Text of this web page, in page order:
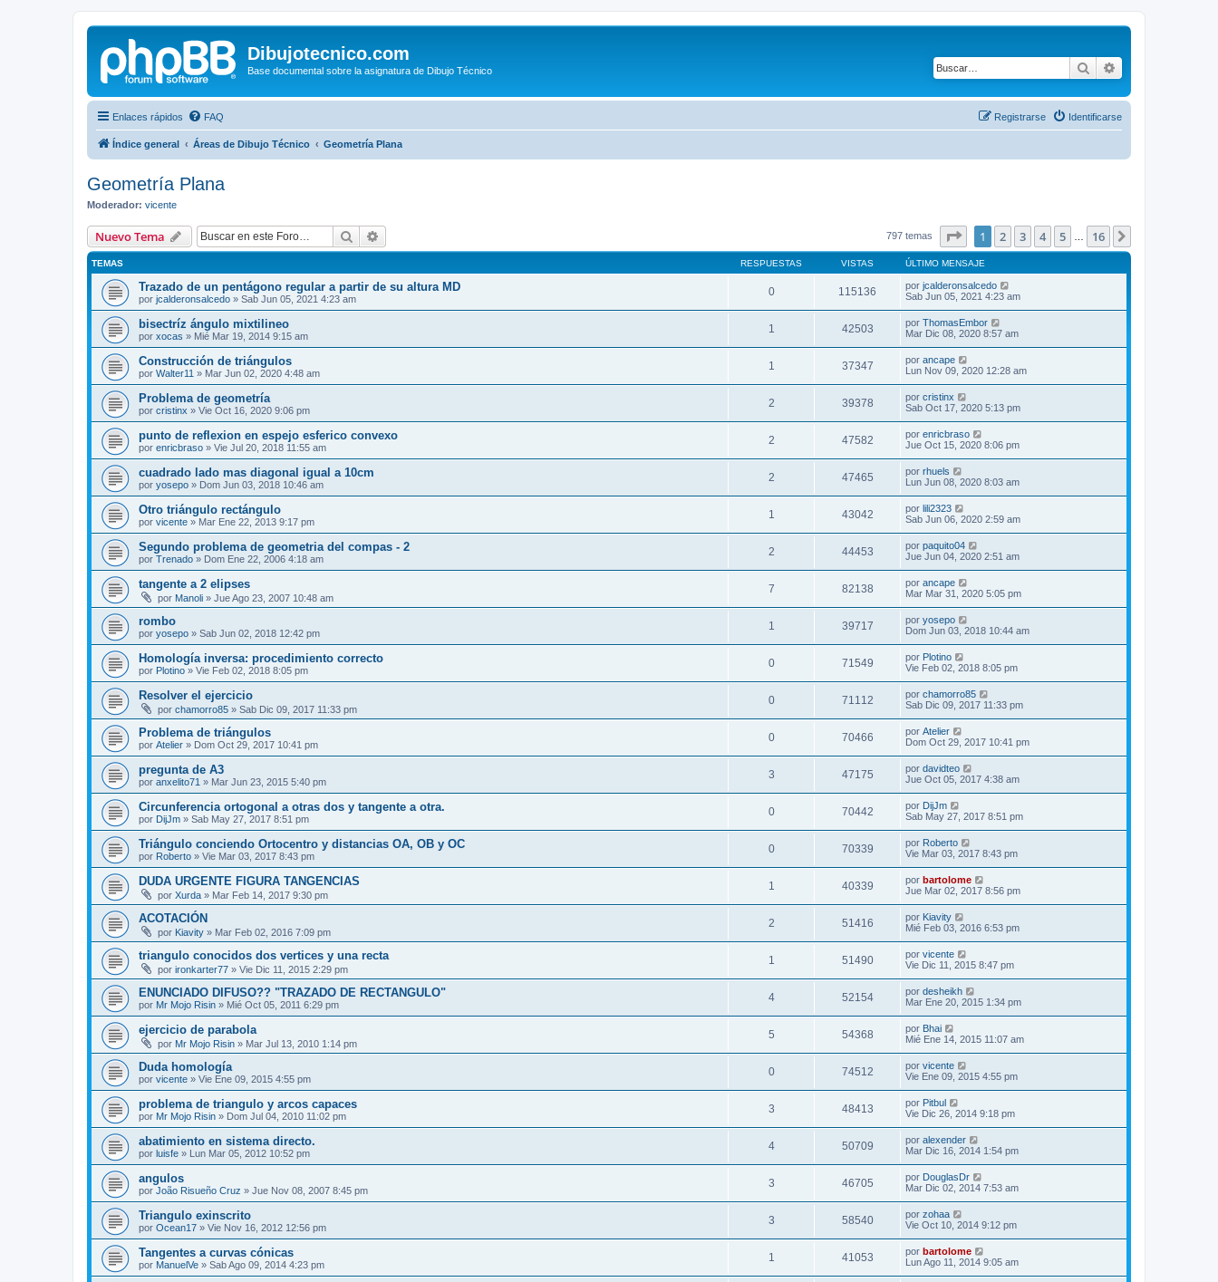
Dibujotecnico.com
Base documental sobre la asignatura de Dibujo Técnico Buscar
Enlaces rápidos FAQ Identificarse
Registrarse
Índice general Áreas de Dibujo Técnico Geometría Plana
Geometría Plana
Moderador: vicente
Nuevo Tema Buscar 797 temas Página1 de 16
1 2 3 4 5 16
TEMAS RESPUESTAS VISTAS ÚLTIMO MENSAJE
Trazado de un pentágono regular a partir de su altura MD
por jcalderonsalcedo » Sab Jun 05, 2021 4:23 am
0 115136 por jcalderonsalcedo
Sab Jun 05, 2021 4:23 am
bisectríz ángulo mixtilineo
por xocas » Mié Mar 19, 2014 9:15 am
1 42503 por ThomasEmbor
Mar Dic 08, 2020 8:57 am
Construcción de triángulos
por Walter11 » Mar Jun 02, 2020 4:48 am
1 37347 por ancape
Lun Nov 09, 2020 12:28 am
Problema de geometría
por cristinx » Vie Oct 16, 2020 9:06 pm
2 39378 por cristinx
Sab Oct 17, 2020 5:13 pm
punto de reflexion en espejo esferico convexo
por enricbraso » Vie Jul 20, 2018 11:55 am
2 47582 por enricbraso
Jue Oct 15, 2020 8:06 pm
cuadrado lado mas diagonal igual a 10cm
por yosepo » Dom Jun 03, 2018 10:46 am
2 47465 por rhuels
Lun Jun 08, 2020 8:03 am
Otro triángulo rectángulo
por vicente » Mar Ene 22, 2013 9:17 pm
1 43042 por lili2323
Sab Jun 06, 2020 2:59 am
Segundo problema de geometria del compas - 2
por Trenado » Dom Ene 22, 2006 4:18 am
2 44453 por paquito04
Jue Jun 04, 2020 2:51 am
tangente a 2 elipses
por Manoli » Jue Ago 23, 2007 10:48 am
7 82138 por ancape
Mar Mar 31, 2020 5:05 pm
rombo
por yosepo » Sab Jun 02, 2018 12:42 pm
1 39717 por yosepo
Dom Jun 03, 2018 10:44 am
Homología inversa: procedimiento correcto
por Plotino » Vie Feb 02, 2018 8:05 pm
0 71549 por Plotino
Vie Feb 02, 2018 8:05 pm
Resolver el ejercicio
por chamorro85 » Sab Dic 09, 2017 11:33 pm
0 71112 por chamorro85
Sab Dic 09, 2017 11:33 pm
Problema de triángulos
por Atelier » Dom Oct 29, 2017 10:41 pm
0 70466 por Atelier
Dom Oct 29, 2017 10:41 pm
pregunta de A3
por anxelito71 » Mar Jun 23, 2015 5:40 pm
3 47175 por davidteo
Jue Oct 05, 2017 4:38 am
Circunferencia ortogonal a otras dos y tangente a otra.
por DijJm » Sab May 27, 2017 8:51 pm
0 70442 por DijJm
Sab May 27, 2017 8:51 pm
Triángulo conciendo Ortocentro y distancias OA, OB y OC
por Roberto » Vie Mar 03, 2017 8:43 pm
0 70339 por Roberto
Vie Mar 03, 2017 8:43 pm
DUDA URGENTE FIGURA TANGENCIAS
por Xurda » Mar Feb 14, 2017 9:30 pm
1 40339 por bartolome
Jue Mar 02, 2017 8:56 pm
ACOTACIÓN
por Kiavity » Mar Feb 02, 2016 7:09 pm
2 51416 por Kiavity
Mié Feb 03, 2016 6:53 pm
triangulo conocidos dos vertices y una recta
por ironkarter77 » Vie Dic 11, 2015 2:29 pm
1 51490 por vicente
Vie Dic 11, 2015 8:47 pm
ENUNCIADO DIFUSO?? "TRAZADO DE RECTANGULO"
por Mr Mojo Risin » Mié Oct 05, 2011 6:29 pm
4 52154 por desheikh
Mar Ene 20, 2015 1:34 pm
ejercicio de parabola
por Mr Mojo Risin » Mar Jul 13, 2010 1:14 pm
5 54368 por Bhai
Mié Ene 14, 2015 11:07 am
Duda homología
por vicente » Vie Ene 09, 2015 4:55 pm
0 74512 por vicente
Vie Ene 09, 2015 4:55 pm
problema de triangulo y arcos capaces
por Mr Mojo Risin » Dom Jul 04, 2010 11:02 pm
3 48413 por Pitbul
Vie Dic 26, 2014 9:18 pm
abatimiento en sistema directo.
por luisfe » Lun Mar 05, 2012 10:52 pm
4 50709 por alexender
Mar Dic 16, 2014 1:54 pm
angulos
por João Risueño Cruz » Jue Nov 08, 2007 8:45 pm
3 46705 por DouglasDr
Mar Dic 02, 2014 7:53 am
Triangulo exinscrito
por Ocean17 » Vie Nov 16, 2012 12:56 pm
3 58540 por zohaa
Vie Oct 10, 2014 9:12 pm
Tangentes a curvas cónicas
por ManuelVe » Sab Ago 09, 2014 4:23 pm
1 41053 por bartolome
Lun Ago 11, 2014 9:05 am